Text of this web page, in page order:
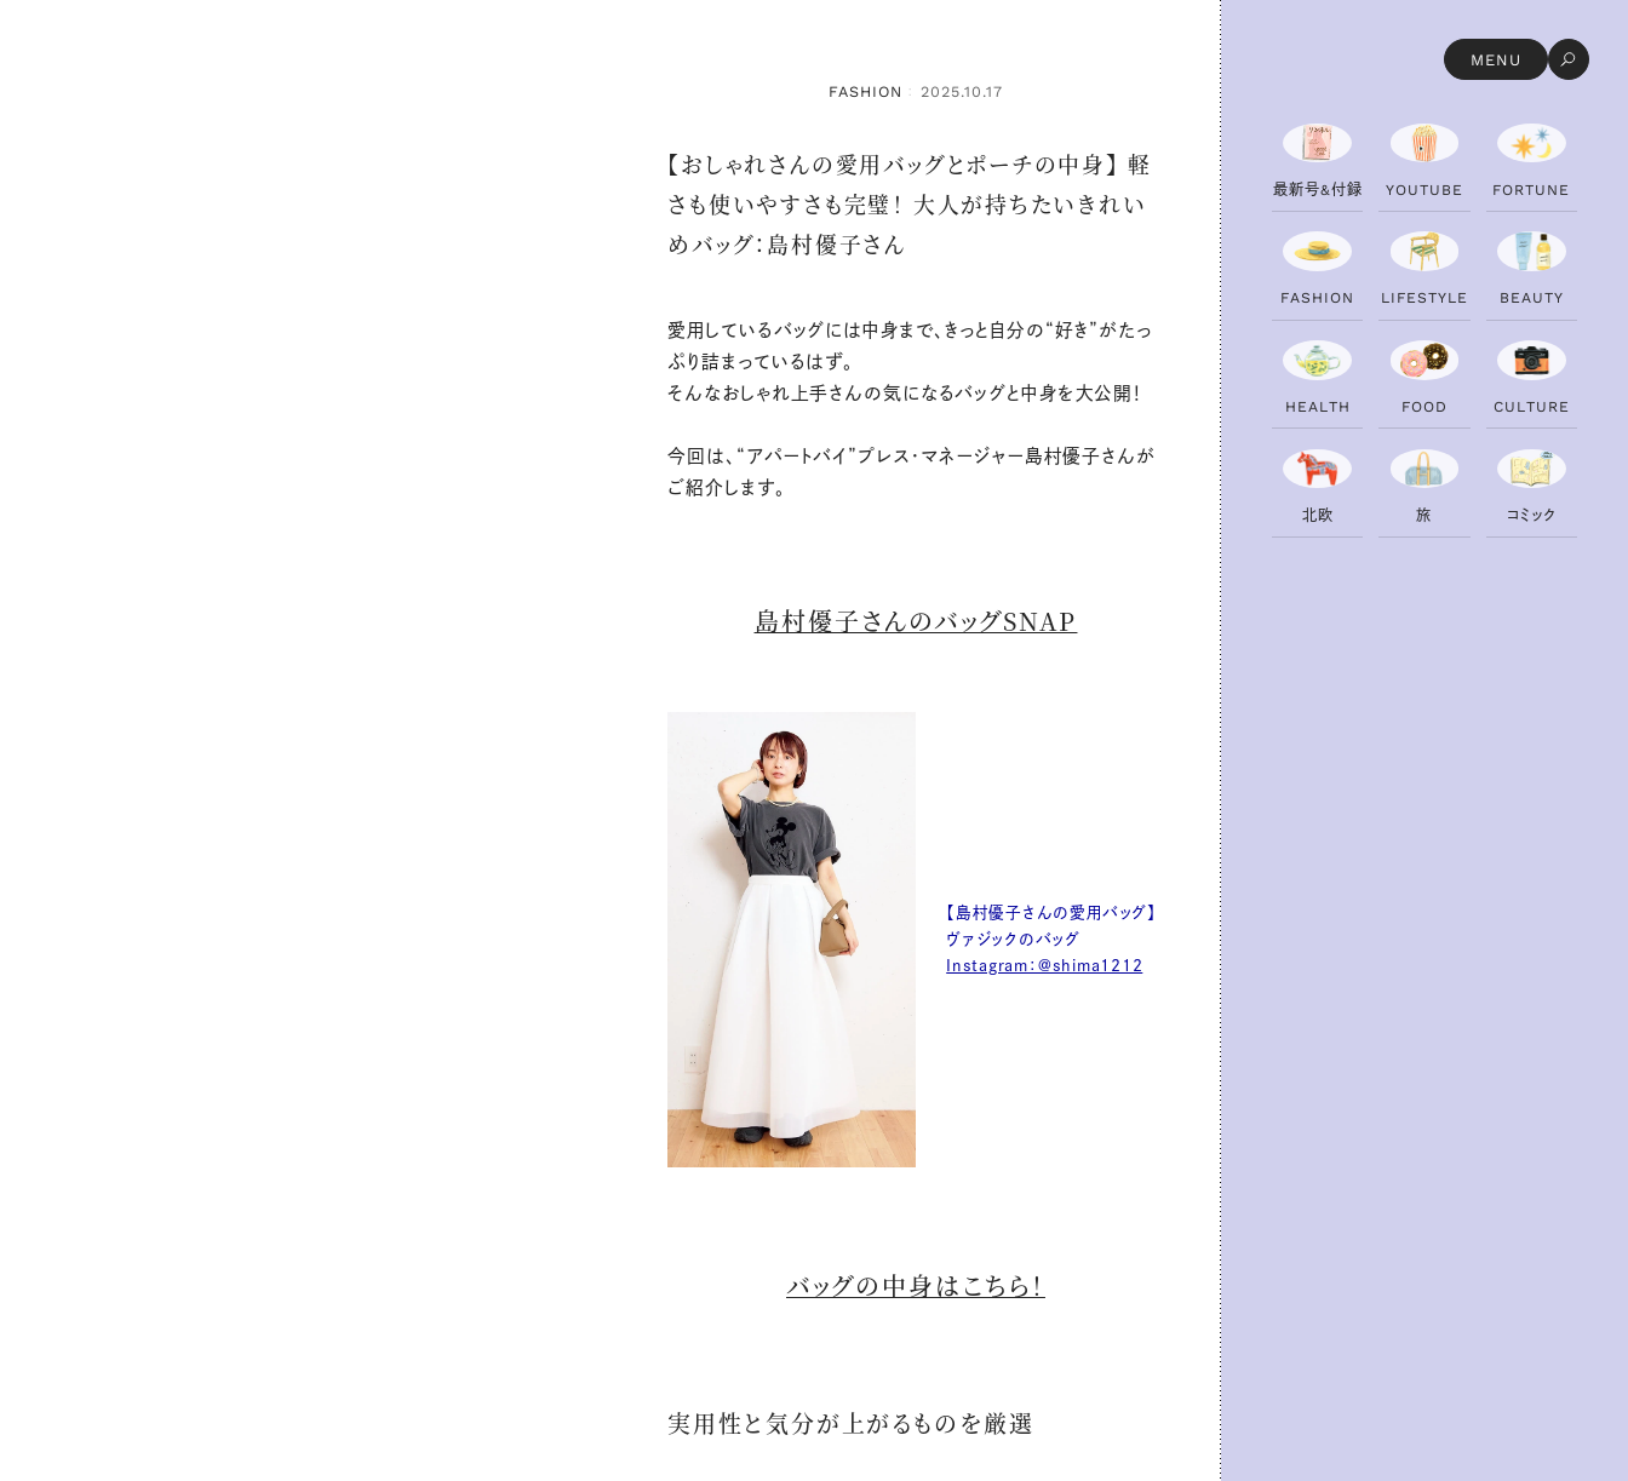
MENU
FASHION
： 2025.10.17
【おしゃれさんの愛用バッグとポーチの中身】 軽
さも使いやすさも完璧！ 大人が持ちたいきれい
めバッグ：島村優子さん
愛用しているバッグには中身まで、きっと自分の“好き”がたっ
ぷり詰まっているはず。
そんなおしゃれ上手さんの気になるバッグと中身を大公開！
今回は、“アパートバイ”プレス・マネージャー島村優子さんが
ご紹介します。
島村優子さんのバッグSNAP
【島村優子さんの愛用バッグ】
ヴァジックのバッグ
Instagram：@shima1212
バッグの中身はこちら！
実用性と気分が上がるものを厳選
最新号&付録 YOUTU B E FORTU N E
FAS H ION LI FESTYLE B EAUTY
H EALTH FOOD CU LTU RE
北欧 旅 コ ミ ック